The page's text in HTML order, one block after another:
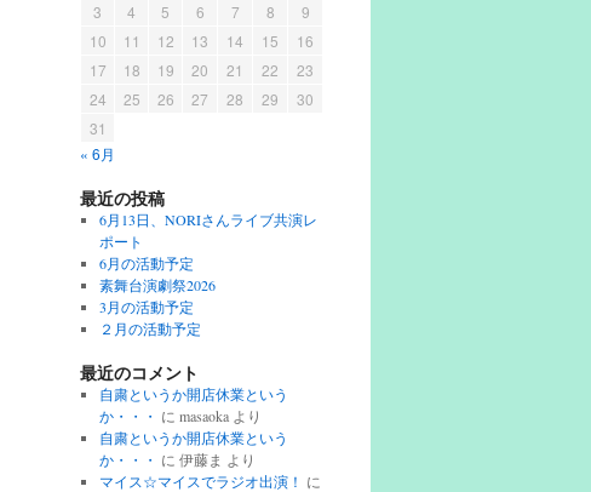
3
4 5 6 7 8
9
10
11 12 13 14 15
16
17
18 19 20 21 22
23
24
25 26 27 28 29
30
31
« 6月
最近の投稿
6月13日、NORIさんライブ共演レ
ポート
6月の活動予定
素舞台演劇祭2026
3月の活動予定
２月の活動予定
最近のコメント
自粛というか開店休業という
か・・・ に masaokaより
自粛というか開店休業という
か・・・ に 伊藤ま より
マイス☆マイスでラジオ出演！ に